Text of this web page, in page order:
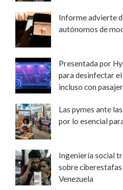
Informe advierte
autónomos de
Presentada por
para desinfectar
incluso con
Las pymes ante
por lo esencial
Ingeniería social
sobre
Venezuela